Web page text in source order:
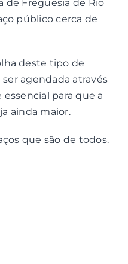
de Freguesia de Rio
público cerca de
deste tipo de
agendada através
essencial para que a
ainda maior.
que são de todos.